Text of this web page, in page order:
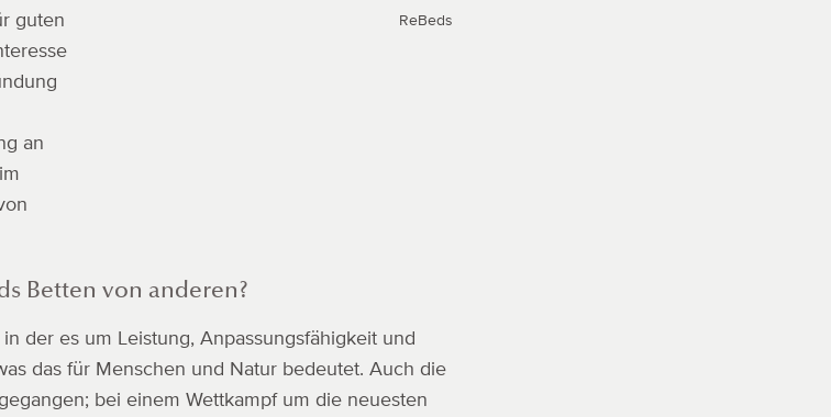
guten
an
ReBeds
Betten von anderen?
der es um Leistung, Anpassungsfähigkeit und
das für Menschen und Natur bedeutet. Auch die
bei einem Wettkampf um die neuesten